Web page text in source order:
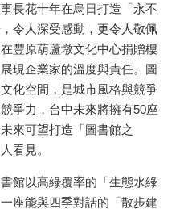
長花十年在烏日打造「永不
令人深受感動，更令人敬佩
豐原葫蘆墩文化中心捐贈樓
現企業家的溫度與責任。圖
化空間，是城市風格與競爭
爭力，台中未來將擁有50座
來可望打造「圖書館之
看見。
館以高綠覆率的「生態水綠
座能與四季對話的「散步建